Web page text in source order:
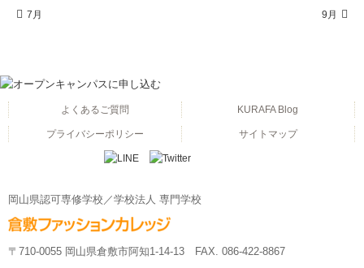
7月 9月
よくあるご質問 KURAFA Blog
プライバシーポリシー サイトマップ
岡山県認可専修学校／学校法人 専門学校
〒710-0055 岡山県倉敷市阿知1-14-13 FAX. 086-422-8867